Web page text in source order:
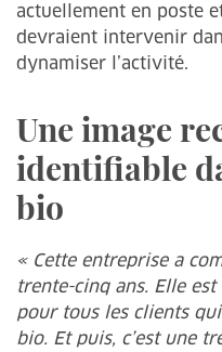
actuellement en poste
devraient intervenir
dynamiser l’activité.
Une image
identifiable
bio
« Cette entreprise a
trente-cinq ans. Elle
pour tous les clients
bio. Et puis, c’est une